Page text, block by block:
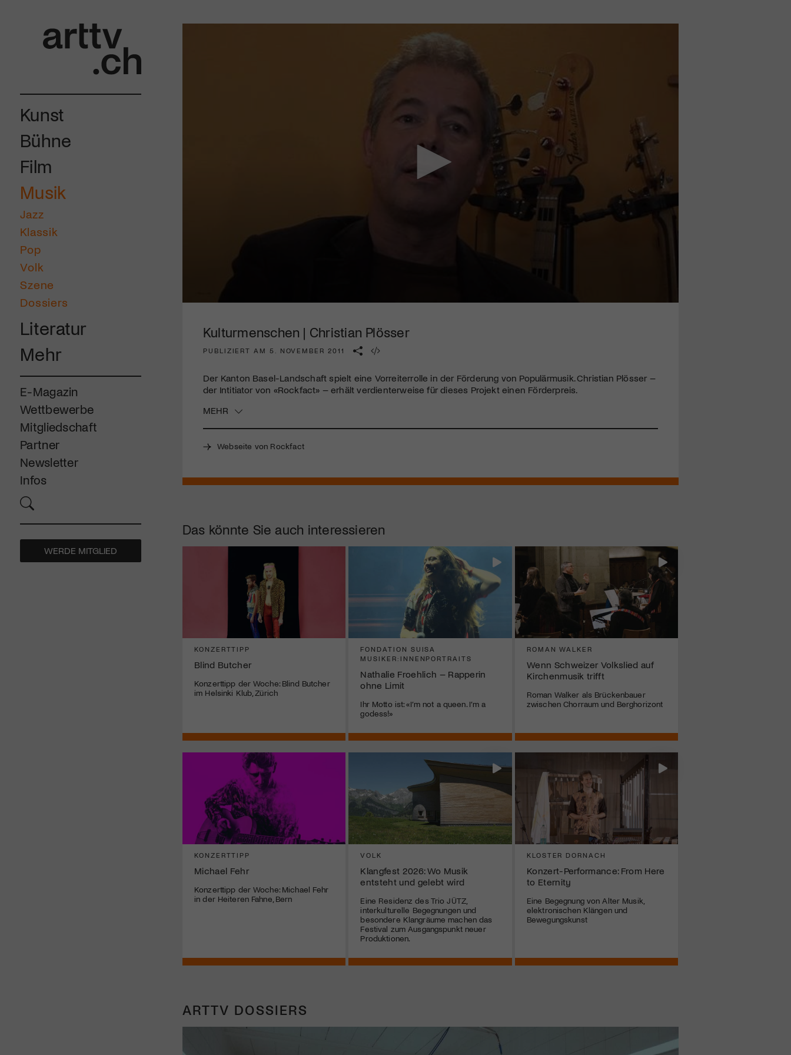
Kunst
Bühne
Film
Musik
Jazz
Klassik
Pop
Volk
Szene
Dossiers
Literatur
Mehr
E-Magazin
Wettbewerbe
Mitgliedschaft
Partner
Newsletter
Infos
WERDE MITGLIED
Kulturmenschen | Christian Plösser
PUBLIZIERT AM 5. NOVEMBER 2011
Der Kanton Basel-Landschaft spielt eine Vorreiterrolle in der Förderung von Populärmusik. Christian Plösser –
der Intitiator von «Rockfact» – erhält verdienterweise für dieses Projekt einen Förderpreis.
MEHR
Webseite von Rockfact
Das könnte Sie auch interessieren
KONZERTTIPP
Blind Butcher
Konzerttipp der Woche: Blind Butcher
im Helsinki Klub, Zürich
FONDATION SUISA
MUSIKER:INNENPORTRAITS
Nathalie Froehlich – Rapperin
ohne Limit
Ihr Motto ist: «I’m not a queen. I’m a
godess!»
ROMAN WALKER
Wenn Schweizer Volkslied auf
Kirchenmusik trifft
Roman Walker als Brückenbauer
zwischen Chorraum und Berghorizont
KONZERTTIPP
Michael Fehr
Konzerttipp der Woche: Michael Fehr
in der Heiteren Fahne, Bern
VOLK
Klangfest 2026: Wo Musik
entsteht und gelebt wird
Eine Residenz des Trio JÜTZ,
interkulturelle Begegnungen und
besondere Klangräume machen das
Festival zum Ausgangspunkt neuer
Produktionen.
KLOSTER DORNACH
Konzert-Performance: From Here
to Eternity
Eine Begegnung von Alter Musik,
elektronischen Klängen und
Bewegungskunst
ARTTV DOSSIERS
diversen Kulturevents.
Jetzt Mitglied werden